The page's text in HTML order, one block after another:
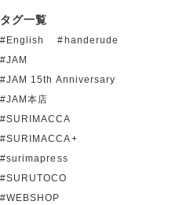
タグ一覧
English
handerude
JAM
JAM 15th Anniversary
JAM本店
SURIMACCA
SURIMACCA+
surimapress
SURUTOCO
WEBSHOP